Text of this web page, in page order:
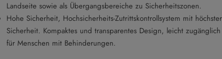
Landseite sowie als Übergangsbereiche zu Sicherheitszonen.
Hohe Sicherheit, Hochsicherheits-Zutrittskontrollsystem mit höchster
Sicherheit. Kompaktes und transparentes Design, leicht zugänglich
für Menschen mit Behinderungen.